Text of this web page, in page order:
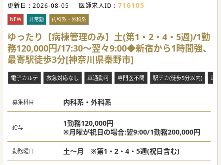
更新日 : 2026-08-05 医師求人ID : 716105
NEW 非常勤 内科系・外科系
ゆったり【病棟管理のみ】土(第1・2・4・5週)/1勤
務120,000円/17:30～翌々9:00◆新宿から1時間強、
最寄駅徒歩3分[神奈川県秦野市]
電子カルテ 救急対応なし 車通勤可 専門医不問 駅チカ(徒歩5分以内) 車
募集科目 内科系・外科系
給与
1勤務120,000円
※月曜が祝日の場合:翌9:00/1勤務200,000円
勤務曜日 土～月 ※第1・2・4・5週(祝日含む)